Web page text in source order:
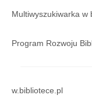
Multiwyszukiwarka w
Program Rozwoju
w.bibliotece.pl